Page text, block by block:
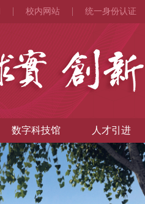
校内网站 统一身份认证
数字科技馆 人才引进